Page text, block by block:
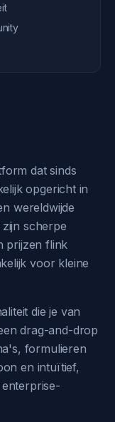
dat sinds
opgericht in
wereldwijde
scherpe
prijzen flink
voor kleine
die je van
drag-and-drop
formulieren
en intuïtief,